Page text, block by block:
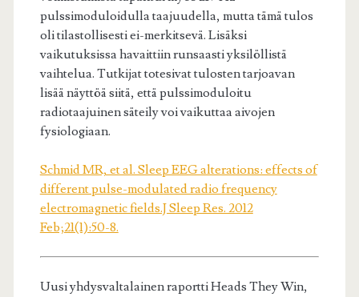
pulssimoduloidulla taajuudella, mutta tämä tulos
oli tilastollisesti ei-merkitsevä. Lisäksi
vaikutuksissa havaittiin runsaasti yksilöllistä
vaihtelua. Tutkijat totesivat tulosten tarjoavan
lisää näyttöä siitä, että pulssimoduloitu
radiotaajuinen säteily voi vaikuttaa aivojen
fysiologiaan.
Schmid MR, et al. Sleep EEG alterations: effects of
different pulse-modulated radio frequency
electromagnetic fields.J Sleep Res. 2012
Feb;21(1):50-8.
Uusi yhdysvaltalainen raportti Heads They Win,